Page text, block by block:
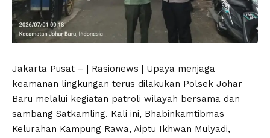
Jakarta Pusat – | Rasionews | Upaya menjaga
keamanan lingkungan terus dilakukan Polsek Johar
Baru melalui kegiatan patroli wilayah bersama dan
sambang Satkamling. Kali ini, Bhabinkamtibmas
Kelurahan Kampung Rawa, Aiptu Ikhwan Mulyadi,